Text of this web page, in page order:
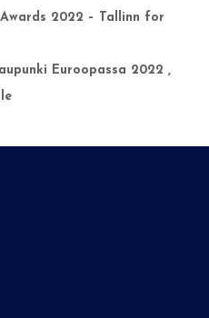
2022 – Tallinn for
Euroopassa 2022 ,